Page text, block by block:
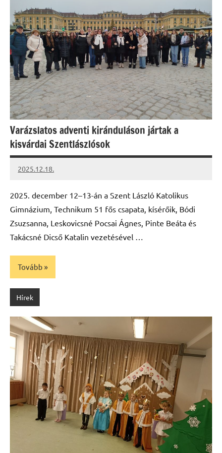
Varázslatos adventi kiránduláson jártak a
kisvárdai Szentlászlósok
2025.12.18.
Leiszt
2025. december 12–13-án a Szent László Katolikus
Gimnázium, Technikum 51 fős csapata, kísérőik, Bódi
Zsuzsanna, Leskovicsné Pocsai Ágnes, Pinte Beáta és
Takácsné Dicső Katalin vezetésével …
Tovább
Hírek